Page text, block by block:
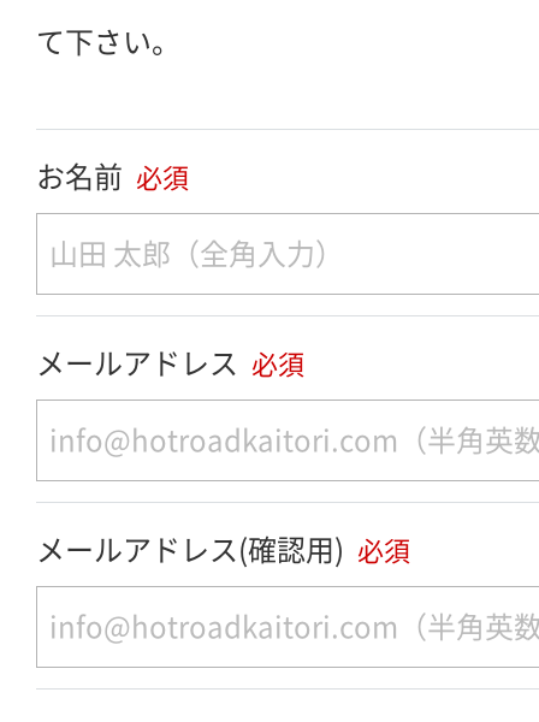
て下さい。
お名前 必須
メールアドレス 必須
メールアドレス(確認用) 必須